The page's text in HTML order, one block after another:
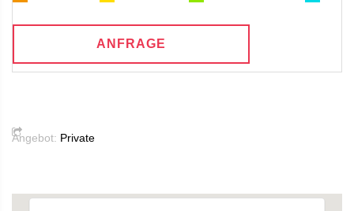
ANFRAGE
Angebot: Private